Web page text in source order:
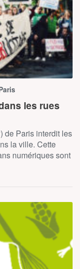
les rues
de Paris interdit les
la ville. Cette
numériques sont